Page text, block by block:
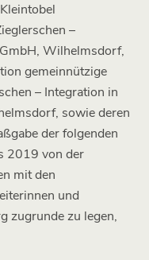
–
Wilhelmsdorf,
gemeinnützige
– Integration in
sowie deren
der folgenden
2019 von der
mit den
und
zugrunde zu legen,